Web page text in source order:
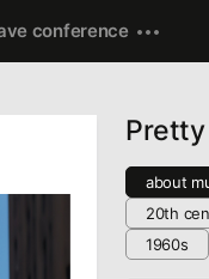
conference
Pretty
about
20th
1960s